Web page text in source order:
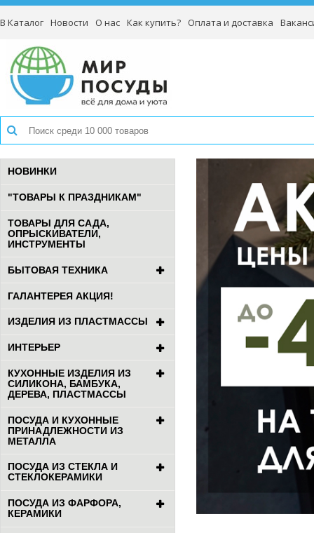
В Каталог Новости О нас Как купить? Оплата и доставка
НОВИНКИ
"ТОВАРЫ К ПРАЗДНИКАМ"
ТОВАРЫ ДЛЯ САДА,
ОПРЫСКИВАТЕЛИ,
ИНСТРУМЕНТЫ
БЫТОВАЯ ТЕХНИКА
ГАЛАНТЕРЕЯ АКЦИЯ!
ИЗДЕЛИЯ ИЗ ПЛАСТМАССЫ
ИНТЕРЬЕР
КУХОННЫЕ ИЗДЕЛИЯ ИЗ
СИЛИКОНА, БАМБУКА,
ДЕРЕВА, ПЛАСТМАССЫ
ПОСУДА И КУХОННЫЕ
ПРИНАДЛЕЖНОСТИ ИЗ
МЕТАЛЛА
ПОСУДА ИЗ СТЕКЛА И
СТЕКЛОКЕРАМИКИ
ПОСУДА ИЗ ФАРФОРА,
КЕРАМИКИ